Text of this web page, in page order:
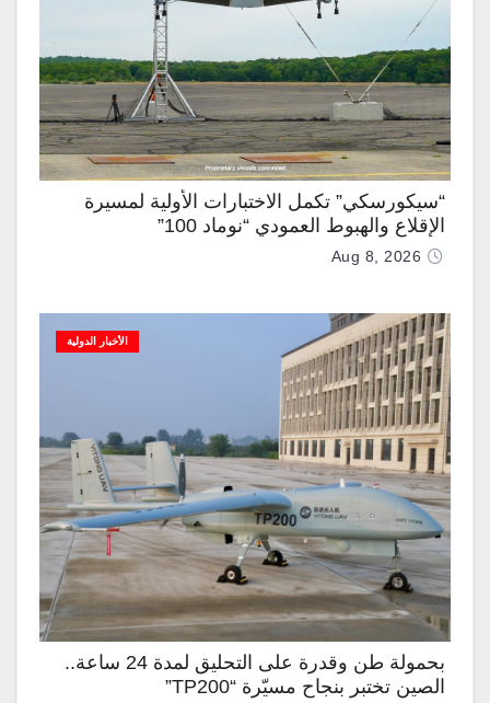
“سيكورسكي” تكمل الاختبارات الأولية لمسيرة
الإقلاع والهبوط العمودي “نوماد 100”
Aug 8, 2026
الأخبار الدولية
بحمولة طن وقدرة على التحليق لمدة 24 ساعة..
الصين تختبر بنجاح مسيّرة “TP200”